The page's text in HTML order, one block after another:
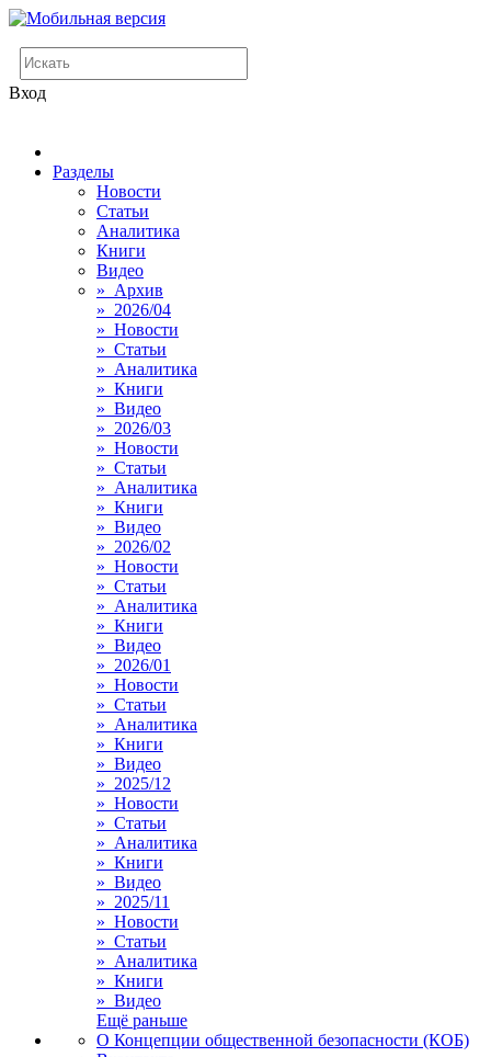
Вход
Разделы
Новости
Статьи
Аналитика
Книги
Видео
» Архив
» 2026/04
» Новости
» Статьи
» Аналитика
» Книги
» Видео
» 2026/03
» Новости
» Статьи
» Аналитика
» Книги
» Видео
» 2026/02
» Новости
» Статьи
» Аналитика
» Книги
» Видео
» 2026/01
» Новости
» Статьи
» Аналитика
» Книги
» Видео
» 2025/12
» Новости
» Статьи
» Аналитика
» Книги
» Видео
» 2025/11
» Новости
» Статьи
» Аналитика
» Книги
» Видео
Ещё раньше
О Концепции общественной безопасности (КОБ)